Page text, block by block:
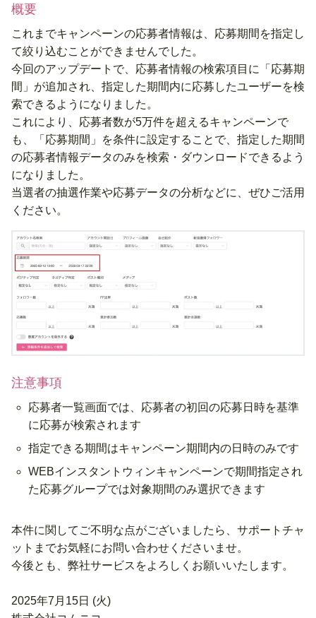
概要
これまでキャンペーンの応募者情報は、応募期間を指定し
て絞り込むことができませんでした。
今回のアップデートで、応募者情報の検索項目に「応募期
間」が追加され、指定した期間内に応募したユーザーを検
索できるようになりました。
これにより、応募者数が5万件を超えるキャンペーンで
も、「応募期間」を条件に設定することで、指定した期間
の応募者情報データのみを検索・ダウンロードできるよう
になりました。
当選者の抽選作業や応募データの分析などに、ぜひご活用
ください。
注意事項
応募者一覧画面では、応募者の初回の応募日時を基準
に応募が検索されます
指定できる期間はキャンペーン期間内の日時のみです
WEBインスタントウィンキャンペーンで期間指定され
た応募グループでは対象期間のみ選択できます
本件に関してご不明な点がございましたら、サポートチャ
ットまでお気軽にお問い合わせくださいませ。
今後とも、弊社サービスをよろしくお願いいたします。
2025年7月15日 (火)